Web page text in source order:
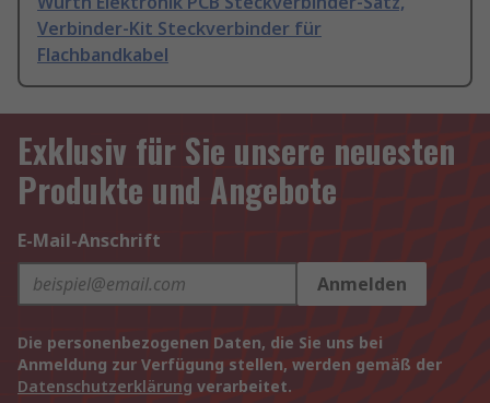
Verbinder-Kit Steckverbinder für
Flachbandkabel
Exklusiv für Sie unsere neuesten
Produkte und Angebote
E-Mail-Anschrift
Anmelden
Die personenbezogenen Daten, die Sie uns bei
Anmeldung zur Verfügung stellen, werden gemäß der
Datenschutzerklärung verarbeitet.